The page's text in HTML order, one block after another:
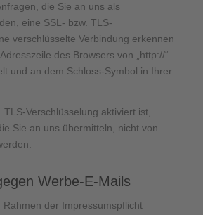
die Sie an uns als
eine SSL- bzw. TLS-
verschlüsselte Verbindung erkennen
des Browsers von „http://“
und an dem Schloss-Symbol in Ihrer
Verschlüsselung aktiviert ist,
Sie an uns übermitteln, nicht von
Werbe-E-Mails
Rahmen der Impressumspflicht